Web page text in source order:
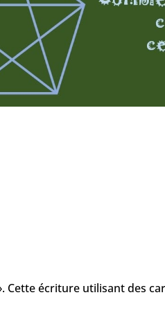
Cette écriture utilisant des